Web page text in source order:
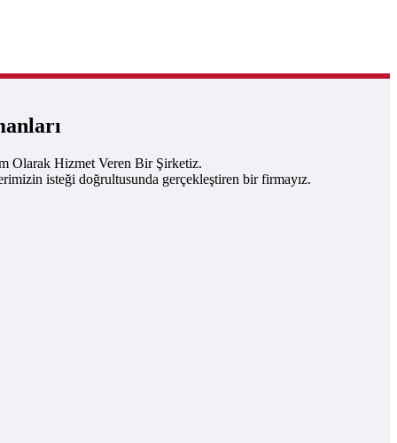
Olarak Hizmet Veren Bir Şirketiz.
isteği doğrultusunda gerçekleştiren bir firmayız.